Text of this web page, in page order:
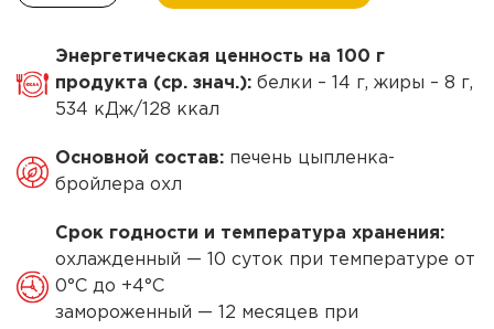
охлажденная
Энергетическая ценность на 100 г
продукта (ср. знач.): белки – 14 г, жиры – 8 г,
534 кДж/128 ккал
Основной состав: печень цыпленка-
бройлера охл
Cрок годности и температура хранения:
охлажденный — 10 суток при температуре от
0°С до +4°С
замороженный — 12 месяцев при